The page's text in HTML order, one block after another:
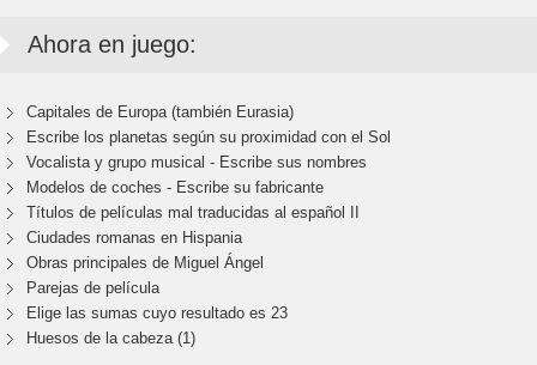
Ahora en juego:
Capitales de Europa (también Eurasia)
Escribe los planetas según su proximidad con el Sol
Vocalista y grupo musical - Escribe sus nombres
Modelos de coches - Escribe su fabricante
Títulos de películas mal traducidas al español II
Ciudades romanas en Hispania
Obras principales de Miguel Ángel
Parejas de película
Elige las sumas cuyo resultado es 23
Huesos de la cabeza (1)